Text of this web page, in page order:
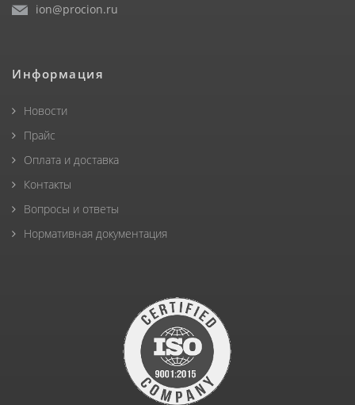
ion@procion.ru
Информация
Новости
Прайс
Оплата и доставка
Контакты
Вопросы и ответы
Нормативная документация